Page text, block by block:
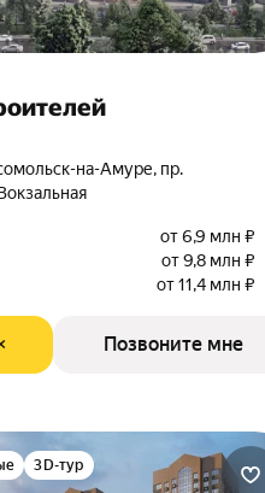
на-Амуре, пр.
от 6,9 млн ₽
от 9,8 млн ₽
от 11,4 млн ₽
Позвоните мне
3D-тур